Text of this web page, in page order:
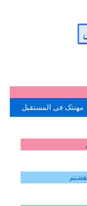
مهنتک فی المستقبل